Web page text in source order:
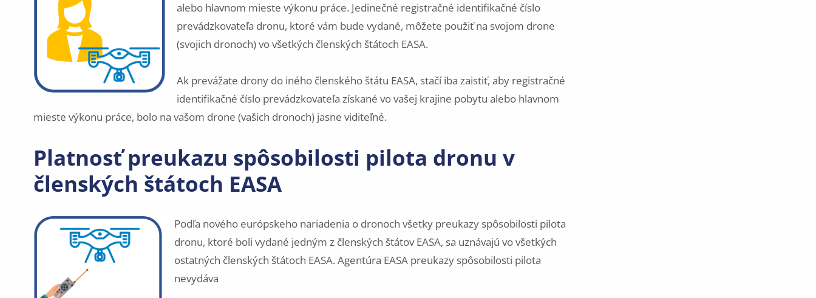
alebo hlavnom mieste výkonu práce. Jedinečné registračné identifikačné číslo
prevádzkovateľa dronu, ktoré vám bude vydané, môžete použiť na svojom drone
(svojich dronoch) vo všetkých členských štátoch EASA.
Ak prevážate drony do iného členského štátu EASA, stačí iba zaistiť, aby registračné
identifikačné číslo prevádzkovateľa získané vo vašej krajine pobytu alebo hlavnom
mieste výkonu práce, bolo na vašom drone (vašich dronoch) jasne viditeľné.
Platnosť preukazu spôsobilosti pilota dronu v
členských štátoch EASA
Podľa nového európskeho nariadenia o dronoch všetky preukazy spôsobilosti pilota
dronu, ktoré boli vydané jedným z členských štátov EASA, sa uznávajú vo všetkých
ostatných členských štátoch EASA. Agentúra EASA preukazy spôsobilosti pilota
nevydáva